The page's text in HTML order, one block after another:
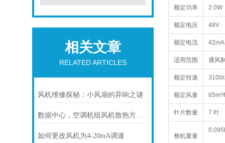
相关文章
RELATED ARTICLES
风机维修探秘：小风扇的异响之谜
数据中心，空调机组风机散热方案！
如何更改风机为4-20mA调速
额定功率 2.0W
额定电压 48V
额定电流 42mA
适用范围 通风
额定转速
额定风量
叶片数量 7 叶
整机重量